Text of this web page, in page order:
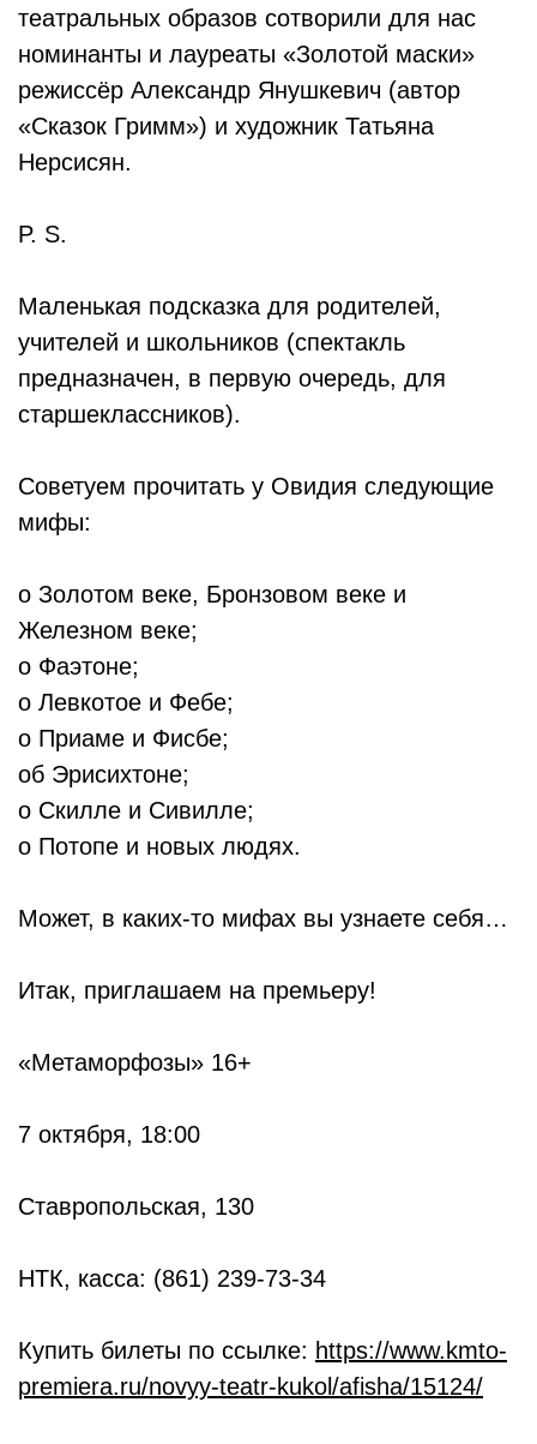
театральных образов сотворили для нас
номинанты и лауреаты «Золотой маски»
режиссёр Александр Янушкевич (автор
«Сказок Гримм») и художник Татьяна
Нерсисян.
P. S.
Маленькая подсказка для родителей,
учителей и школьников (спектакль
предназначен, в первую очередь, для
старшеклассников).
Советуем прочитать у Овидия следующие
мифы:
о Золотом веке, Бронзовом веке и
Железном веке;
о Фаэтоне;
о Левкотое и Фебе;
о Приаме и Фисбе;
об Эрисихтоне;
о Скилле и Сивилле;
о Потопе и новых людях.
Может, в каких-то мифах вы узнаете себя…
Итак, приглашаем на премьеру!
«Метаморфозы» 16+
7 октября, 18:00
Ставропольская, 130
НТК, касса: (861) 239-73-34
Купить билеты по ссылке: https://www.kmto-
premiera.ru/novyy-teatr-kukol/afisha/15124/